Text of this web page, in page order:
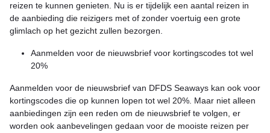
reizen te kunnen genieten. Nu is er tijdelijk een aantal reizen in
de aanbieding die reizigers met of zonder voertuig een grote
glimlach op het gezicht zullen bezorgen.
Aanmelden voor de nieuwsbrief voor kortingscodes tot wel
20%
Aanmelden voor de nieuwsbrief van DFDS Seaways kan ook voor
kortingscodes die op kunnen lopen tot wel 20%. Maar niet alleen
aanbiedingen zijn een reden om de nieuwsbrief te volgen, er
worden ook aanbevelingen gedaan voor de mooiste reizen per